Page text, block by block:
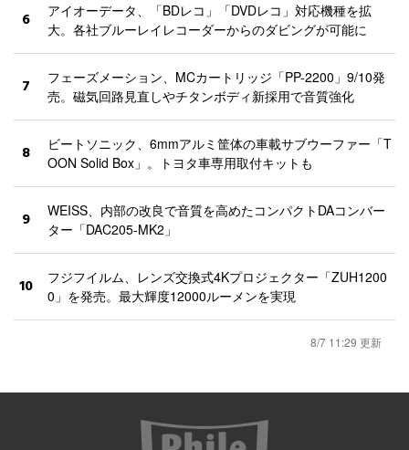
6
アイオーデータ、「BDレコ」「DVDレコ」対応機種を拡
大。各社ブルーレイレコーダーからのダビングが可能に
7
フェーズメーション、MCカートリッジ「PP-2200」9/10発
売。磁気回路見直しやチタンボディ新採用で音質強化
8
ビートソニック、6mmアルミ筐体の車載サブウーファー「T
OON Solid Box」。トヨタ車専用取付キットも
9
WEISS、内部の改良で音質を高めたコンパクトDAコンバー
ター「DAC205-MK2」
10
フジフイルム、レンズ交換式4Kプロジェクター「ZUH1200
0」を発売。最大輝度12000ルーメンを実現
8/7 11:29 更新